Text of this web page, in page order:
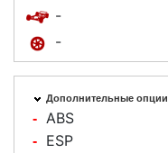
-
-
Дополнительные опции
- ABS
- ESP